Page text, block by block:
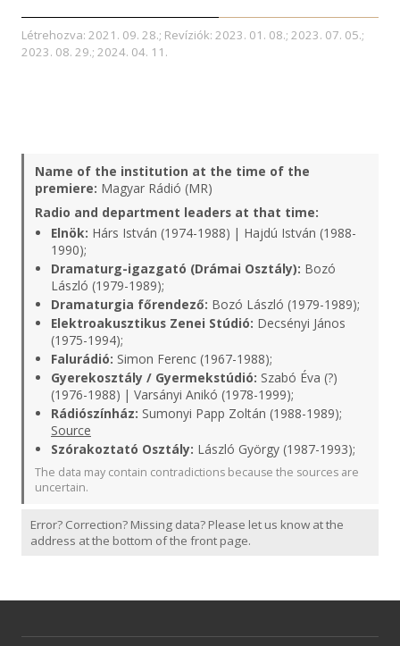
Létrehozva: 2021. 09. 28.; Revíziók: 2023. 01. 08.; 2023. 07. 05.;
2023. 08. 29.; 2024. 04. 11.
Name of the institution at the time of the
premiere: Magyar Rádió (MR)
Radio and department leaders at that time:
Elnök: Hárs István (1974-1988) | Hajdú István (1988-
1990);
Dramaturg-igazgató (Drámai Osztály): Bozó
László (1979-1989);
Dramaturgia főrendező: Bozó László (1979-1989);
Elektroakusztikus Zenei Stúdió: Decsényi János
(1975-1994);
Falurádió: Simon Ferenc (1967-1988);
Gyerekosztály / Gyermekstúdió: Szabó Éva (?)
(1976-1988) | Varsányi Anikó (1978-1999);
Rádiószínház: Sumonyi Papp Zoltán (1988-1989);
Source
Szórakoztató Osztály: László György (1987-1993);
The data may contain contradictions because the sources are
uncertain.
Error? Correction? Missing data? Please let us know at the
address at the bottom of the front page.